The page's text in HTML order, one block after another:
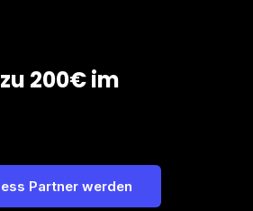
200€ im
Partner werden